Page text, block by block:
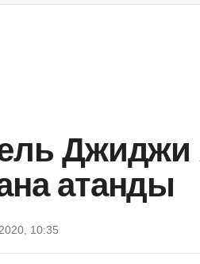
атанды
10:35